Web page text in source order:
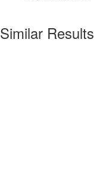
Similar Results